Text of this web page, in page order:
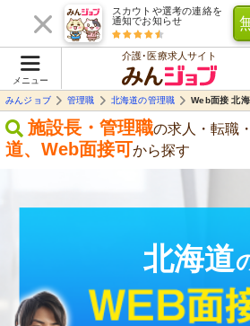
スカウトや選考の連絡を
通知でお知らせ
メニュー
介護･医療求人サイト
みんジョブ
管理職 北海道の管理職 Web面接 北
施設長・管理職の求人・転職
道、 Web面接可から探す
北海道